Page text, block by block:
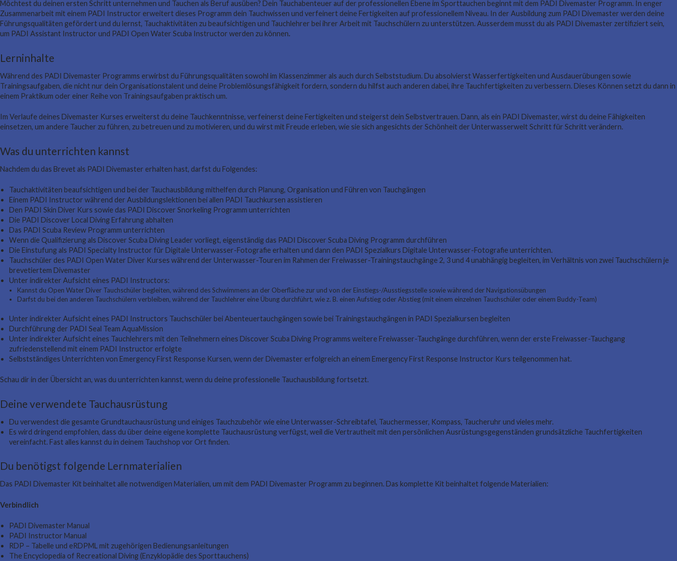
Möchtest du deinen ersten Schritt unternehmen und Tauchen als Beruf ausüben? Dein Tauchabenteuer auf der professionellen Ebene im Sporttauchen beginnt mit dem PADI Divemaster Programm. In enger
Zusammenarbeit mit einem PADI Instructor erweitert dieses Programm dein Tauchwissen und verfeinert deine Fertigkeiten auf professionellem Niveau. In der Ausbildung zum PADI Divemaster werden deine
Führungsqualitäten gefördert und du lernst, Tauchaktivitäten zu beaufsichtigen und Tauchlehrer bei ihrer Arbeit mit Tauchschülern zu unterstützen. Ausserdem musst du als PADI Divemaster zertifiziert sein,
um PADI Assistant Instructor und PADI Open Water Scuba Instructor werden zu können.
Lerninhalte
Während des PADI Divemaster Programms erwirbst du Führungsqualitäten sowohl im Klassenzimmer als auch durch Selbststudium. Du absolvierst Wasserfertigkeiten und Ausdauerübungen sowie
Trainingsaufgaben, die nicht nur dein Organisationstalent und deine Problemlösungsfähigkeit fordern, sondern du hilfst auch anderen dabei, ihre Tauchfertigkeiten zu verbessern. Dieses Können setzt du dann in
einem Praktikum oder einer Reihe von Trainingsaufgaben praktisch um.
Im Verlaufe deines Divemaster Kurses erweiterst du deine Tauchkenntnisse, verfeinerst deine Fertigkeiten und steigerst dein Selbstvertrauen. Dann, als ein PADI Divemaster, wirst du deine Fähigkeiten
einsetzen, um andere Taucher zu führen, zu betreuen und zu motivieren, und du wirst mit Freude erleben, wie sie sich angesichts der Schönheit der Unterwasserwelt Schritt für Schritt verändern.
Was du unterrichten kannst
Nachdem du das Brevet als PADI Divemaster erhalten hast, darfst du Folgendes:
Tauchaktivitäten beaufsichtigen und bei der Tauchausbildung mithelfen durch Planung, Organisation und Führen von Tauchgängen
Einem PADI Instructor während der Ausbildungslektionen bei allen PADI Tauchkursen assistieren
Den PADI Skin Diver Kurs sowie das PADI Discover Snorkeling Programm unterrichten
Die PADI Discover Local Diving Erfahrung abhalten
Das PADI Scuba Review Programm unterrichten
Wenn die Qualifizierung als Discover Scuba Diving Leader vorliegt, eigenständig das PADI Discover Scuba Diving Programm durchführen
Die Einstufung als PADI Specialty Instructor für Digitale Unterwasser-Fotografie erhalten und dann den PADI Spezialkurs Digitale Unterwasser-Fotografie unterrichten.
Tauchschüler des PADI Open Water Diver Kurses während der Unterwasser-Touren im Rahmen der Freiwasser-Trainingstauchgänge 2, 3 und 4 unabhängig begleiten, im Verhältnis von zwei Tauchschülern je
brevetiertem Divemaster
Unter indirekter Aufsicht eines PADI Instructors:
Kannst du Open Water Diver Tauchschüler begleiten, während des Schwimmens an der Oberfläche zur und von der Einstiegs-/Ausstiegsstelle sowie während der Navigationsübungen
Darfst du bei den anderen Tauchschülern verbleiben, während der Tauchlehrer eine Übung durchführt, wie z. B. einen Aufstieg oder Abstieg (mit einem einzelnen Tauchschüler oder einem Buddy-Team)
Unter indirekter Aufsicht eines PADI Instructors Tauchschüler bei Abenteuertauchgängen sowie bei Trainingstauchgängen in PADI Spezialkursen begleiten
Durchführung der PADI Seal Team AquaMission
Unter indirekter Aufsicht eines Tauchlehrers mit den Teilnehmern eines Discover Scuba Diving Programms weitere Freiwasser-Tauchgänge durchführen, wenn der erste Freiwasser-Tauchgang
zufriedenstellend mit einem PADI Instructor erfolgte
Selbstständiges Unterrichten von Emergency First Response Kursen, wenn der Divemaster erfolgreich an einem Emergency First Response Instructor Kurs teilgenommen hat.
Schau dir in der Übersicht an, was du unterrichten kannst, wenn du deine professionelle Tauchausbildung fortsetzt.
Deine verwendete Tauchausrüstung
Du verwendest die gesamte Grundtauchausrüstung und einiges Tauchzubehör wie eine Unterwasser-Schreibtafel, Tauchermesser, Kompass, Taucheruhr und vieles mehr.
Es wird dringend empfohlen, dass du über deine eigene komplette Tauchausrüstung verfügst, weil die Vertrautheit mit den persönlichen Ausrüstungsgegenständen grundsätzliche Tauchfertigkeiten
vereinfacht. Fast alles kannst du in deinem Tauchshop vor Ort finden.
Du benötigst folgende Lernmaterialien
Das PADI Divemaster Kit beinhaltet alle notwendigen Materialien, um mit dem PADI Divemaster Programm zu beginnen. Das komplette Kit beinhaltet folgende Materialien:
Verbindlich
PADI Divemaster Manual
PADI Instructor Manual
RDP – Tabelle und eRDPML mit zugehörigen Bedienungsanleitungen
The Encyclopedia of Recreational Diving (Enzyklopädie des Sporttauchens)